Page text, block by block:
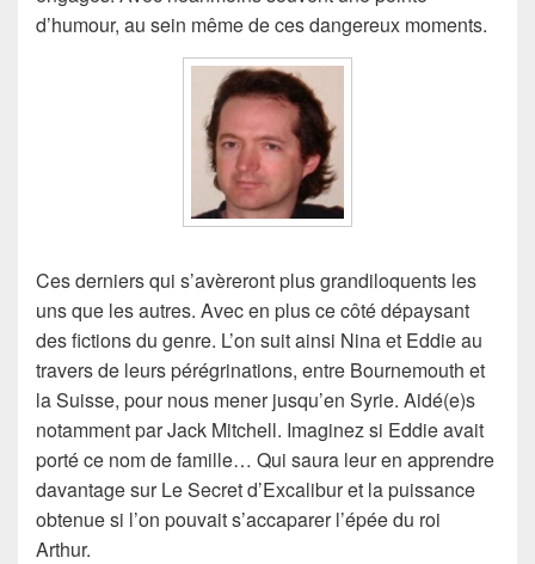
d’humour, au sein même de ces dangereux moments.
Ces derniers qui s’avèreront plus grandiloquents les
uns que les autres. Avec en plus ce côté dépaysant
des fictions du genre. L’on suit ainsi Nina et Eddie au
travers de leurs pérégrinations, entre Bournemouth et
la Suisse, pour nous mener jusqu’en Syrie. Aidé(e)s
notamment par Jack Mitchell. Imaginez si Eddie avait
porté ce nom de famille… Qui saura leur en apprendre
davantage sur Le Secret d’Excalibur et la puissance
obtenue si l’on pouvait s’accaparer l’épée du roi
Arthur.